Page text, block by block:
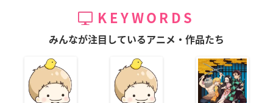
KEYWORDS
みんなが注目しているアニメ・作品たち